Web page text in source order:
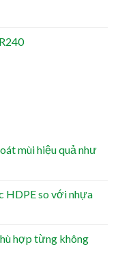
mùi hiệu quả như
HDPE so với nhựa
hợp từng không